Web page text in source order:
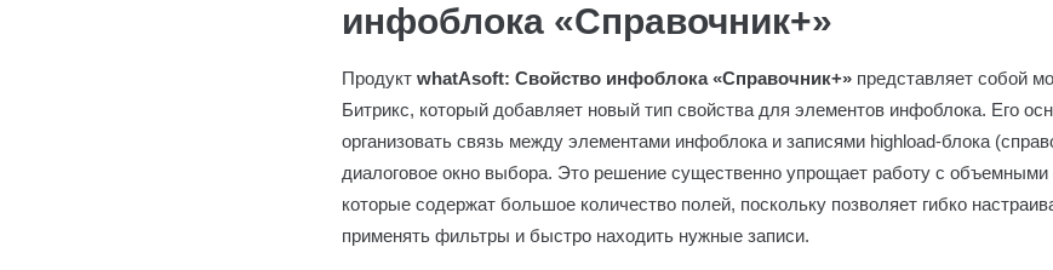
инфоблока «Справочник+»
Продукт whatAsoft: Свойство инфоблока «Справочник+» представляет собой
Битрикс, который добавляет новый тип свойства для элементов инфоблока. Его
организовать связь между элементами инфоблока и записями highload-блока
диалоговое окно выбора. Это решение существенно упрощает работу с объемными
которые содержат большое количество полей, поскольку позволяет гибко
применять фильтры и быстро находить нужные записи.